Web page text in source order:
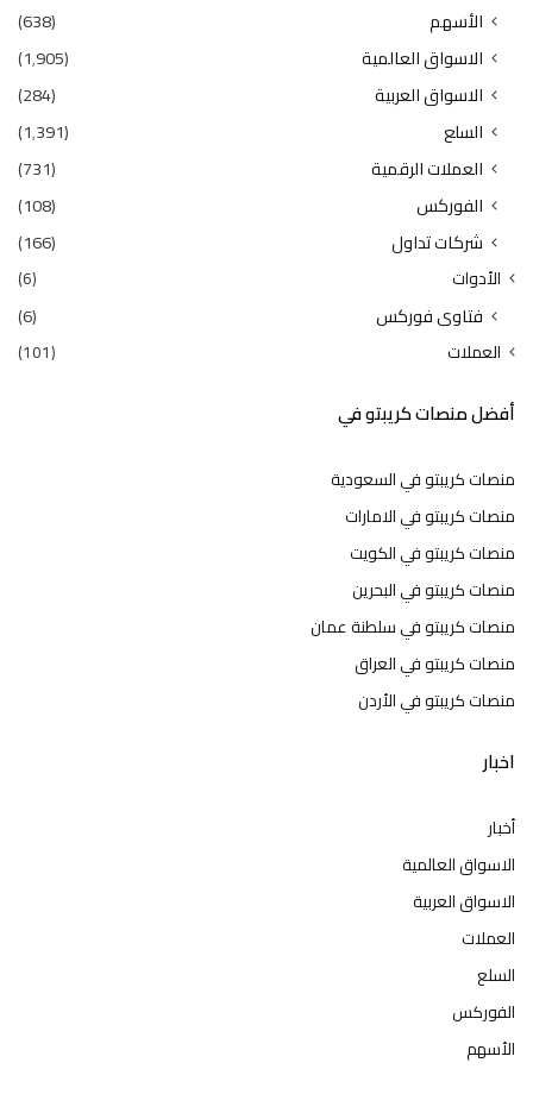
الأسهم
(638)
الاسواق العالمية
(1٬905)
الاسواق العربية
(284)
السلع
(1٬391)
العملات الرقمية
(731)
الفوركس
(108)
شركات تداول
(166)
الأدوات (6)
فتاوى فوركس (6)
العملات (101)
أفضل منصات كريبتو في
منصات كريبتو في السعودية
منصات كريبتو في الامارات
منصات كريبتو في الكويت
منصات كريبتو في البحرين
منصات كريبتو في سلطنة عمان
منصات كريبتو في العراق
منصات كريبتو في الأردن
اخبار
أخبار
الاسواق العالمية
الاسواق العربية
العملات
السلع
الفوركس
الأسهم